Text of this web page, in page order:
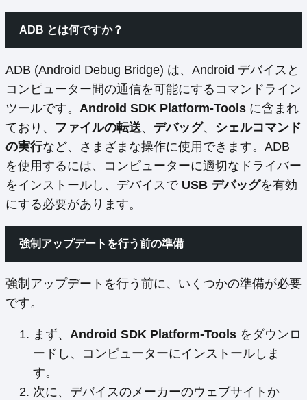
ADB とは何ですか？
ADB (Android Debug Bridge) は、Android デバイスと
コンピューター間の通信を可能にするコマンドライン
ツールです。 Android SDK Platform-Tools に含まれ
ており、 ファイルの転送、 デバッグ、 シェルコマンド
の実行など、さまざまな操作に使用できます。ADB
を使用するには、コンピューターに適切なドライバー
をインストールし、デバイスで USB デバッグを有効
にする必要があります。
強制アップデートを行う前の準備
強制アップデートを行う前に、いくつかの準備が必要
です。
まず、 Android SDK Platform-Tools をダウンロ
ードし、コンピューターにインストールしま
す。
次に、デバイスのメーカーのウェブサイトか